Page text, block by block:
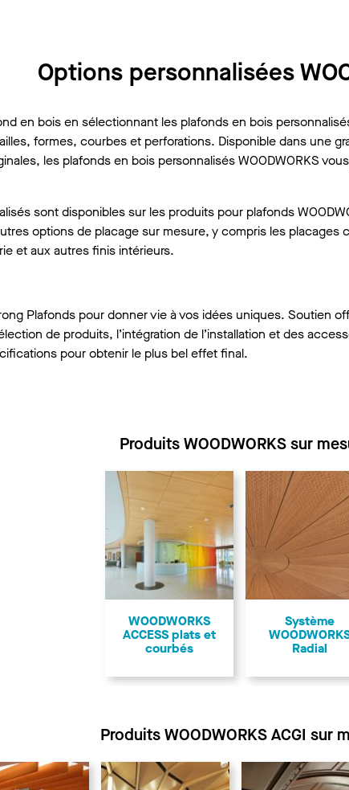
Options personnalisées
en bois en sélectionnant les plafonds en bois
formes, courbes et perforations. Disponible dans une
les plafonds en bois personnalisés WOODWORKS
sont disponibles sur les produits pour plafonds
options de placage sur mesure, y compris les placages
et aux autres finis intérieurs.
Plafonds pour donner vie à vos idées uniques. Soutien
de produits, l’intégration de l’installation et des
pour obtenir le plus bel effet final.
Produits WOODWORKS sur
WOODWORKS
ACCESS plats et
courbés
Système
Radial
Produits WOODWORKS ACGI sur